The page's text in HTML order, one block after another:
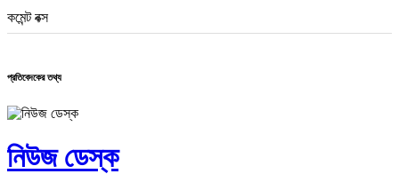
কমেন্ট বক্স
প্রতিবেদকের তথ্য
নিউজ ডেস্ক